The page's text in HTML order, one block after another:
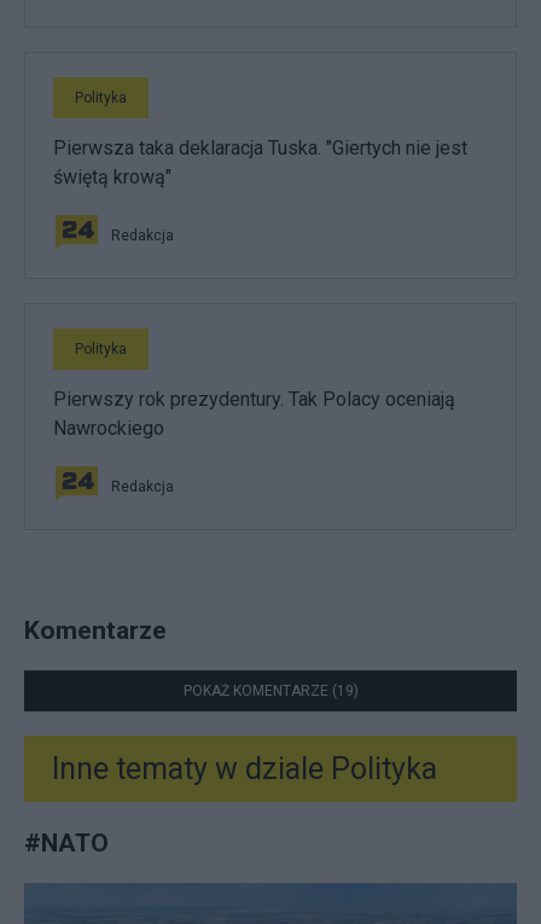
Polityka
Pierwsza taka deklaracja Tuska. "Giertych nie jest
świętą krową"
Redakcja
Polityka
Pierwszy rok prezydentury. Tak Polacy oceniają
Nawrockiego
Redakcja
Komentarze
POKAŻ KOMENTARZE (19)
Inne tematy w dziale Polityka
#NATO